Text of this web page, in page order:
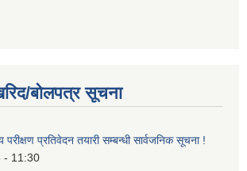
बोलपत्र सूचना
परीक्षण प्रतिवेदन तयारी सम्बन्धी सार्वजनिक सूचना !
- 11:30